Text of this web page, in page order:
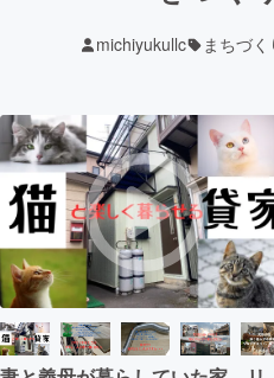
ジェクト
テクノロジー・ガジ
映像・映画
ビジネス・起業
まちづくり・地域活
michiyukullc まちづ